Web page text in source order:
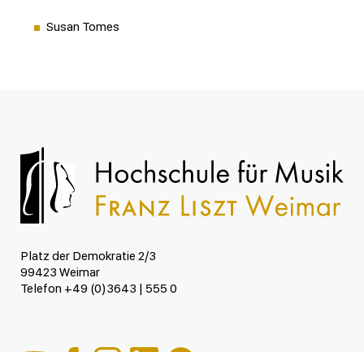
Susan Tomes
Platz der Demokratie 2/3
99423 Weimar
Telefon +49 (0)3643 | 555 0